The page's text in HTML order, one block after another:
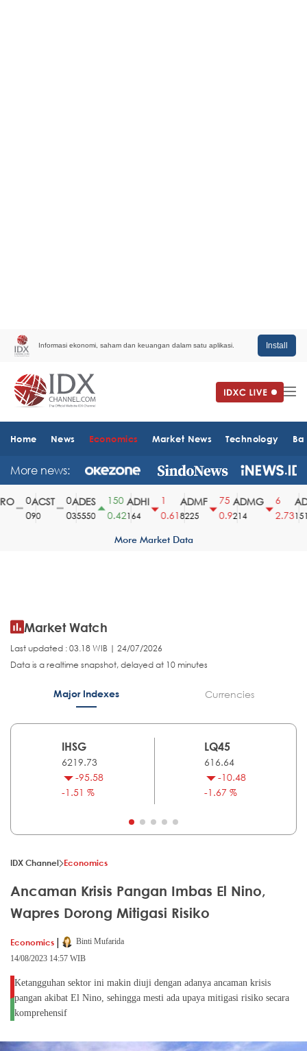
Informasi ekonomi, saham dan keuangan dalam satu aplikasi. Install
Home News Economics Market News Technology
More news:
ACST
90
ADES
35550
150
0.42
ADHI
164
0.61
ADMF
8225
75
0.9
ADMG
214
2.731510
More Market Data
Market Watch
Last updated : 03.18 WIB | 24/07/2026
Data is a realtime snapshot, delayed at 10 minutes
Major Indexes Currencies
IHSG
6219.73
-95.58
-1.51 %
LQ45
616.64
-10.48
-1.67 %
IDX Channel Economics
Ancaman Krisis Pangan Imbas El Nino,
Wapres Dorong Mitigasi Risiko
Economics |
Binti Mufarida
14/08/2023 14:57 WIB
Ketangguhan sektor ini makin diuji dengan adanya ancaman krisis
pangan akibat El Nino, sehingga mesti ada upaya mitigasi risiko secara
komprehensif